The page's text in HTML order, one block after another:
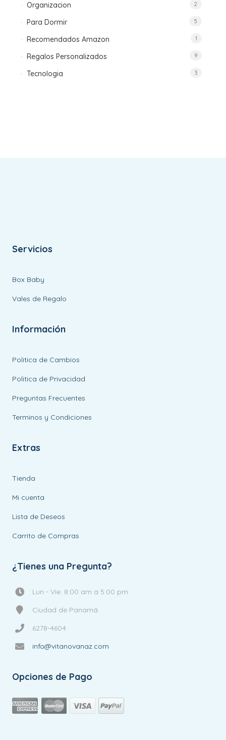
Organizacion 2
Para Dormir 5
Recomendados Amazon 1
Regalos Personalizados 9
Tecnologia 3
Servicios
Box Baby
Vales de Regalo
Información
Politica de Cambios
Politica de Privacidad
Preguntas Frecuentes
Terminos y Condiciones
Extras
Tienda
Mi cuenta
Lista de Deseos
Carrito de Compras
¿Tienes una Pregunta?
Lun - Vie: 8:00 am a 5:00 pm
Ciudad de Panamá
6278-4604
info@vitanovanaz.com
Opciones de Pago